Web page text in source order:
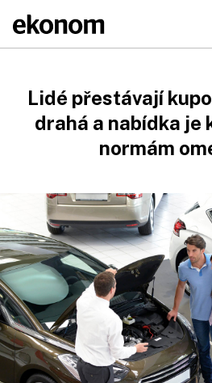
Lidé přestávají
drahá a nabídka je
normám